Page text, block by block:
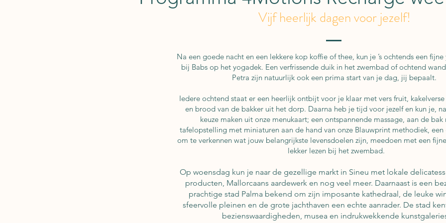
Vijf heerlijk dagen voor jezelf!
Na een goede nacht en een lekkere kop koffie of thee, kun je ’s ochtends een
bij Babs op het yogadek. Een verfrissende duik in het zwembad of ochtend
Petra zijn natuurlijk ook een prima start van je dag, jij bepaalt.
Iedere ochtend staat er een heerlijk ontbijt voor je klaar met vers fruit,
en brood van de bakker uit het dorp. Daarna heb je tijd voor jezelf en kun je,
keuze maken uit onze menukaart; een ontspannende massage, aan de bak
tafelopstelling met miniaturen aan de hand van onze Blauwprint methodiek, een
om te verkennen wat jouw belangrijkste levensdoelen zijn, meedoen met een
lekker lezen bij het zwembad.
Op woensdag kun je naar de gezellige markt in Sineu met lokale
producten, Mallorcaans aardewerk en nog veel meer. Daarnaast is een
prachtige stad Palma bekend om zijn imposante kathedraal, de leuke
sfeervolle pleinen en de grote jachthaven een echte aanrader. De stad
bezienswaardigheden, musea en indrukwekkende